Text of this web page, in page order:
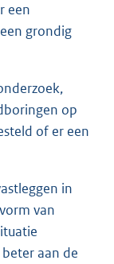
een
grondig
op
of er een
in
van
aan de